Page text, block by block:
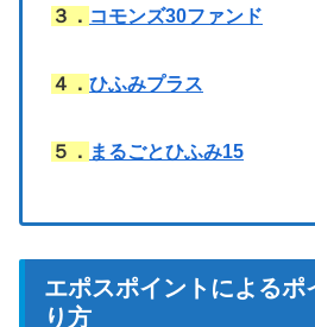
３． コモンズ30ファンド
４． ひふみプラス
５． まるごとひふみ15
エポスポイントによるポ
り方